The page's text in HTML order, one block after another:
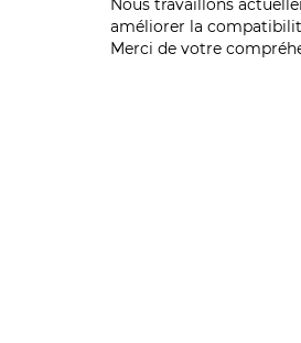
Nous travaillons
améliorer la
Merci de votre